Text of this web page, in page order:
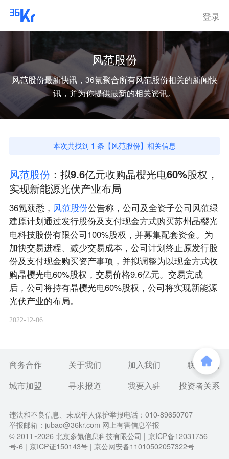
登录
风范股份
风范股份最新快讯，36氪聚合所有风范股份相关的新闻快
讯，并为你提供最新的相关资讯。
本次共找到 1 条【风范股份】相关信息
风范股份：拟9.6亿元收购晶樱光电60%股权，
实现新能源光伏产业布局
36氪获悉， 风范股份公告称，公司及全资子公司风范绿
建原计划通过发行股份及支付现金方式购买苏州晶樱光
电科技股份有限公司100%股权，并募集配套资金。为
加快交易进程、减少交易成本，公司计划终止原发行股
份及支付现金购买资产事项，并拟调整为以现金方式收
购晶樱光电60%股权，交易价格9.6亿元。交易完成
后，公司将持有晶樱光电60%股权，公司将实现新能源
光伏产业的布局。
2022-12-06
商务合作 关于我们 加入我们
联系我们
城市加盟
寻求报道 我要入驻 投资者关系
违法和不良信息、未成年人保护举报电话：010-89650707
举报邮箱：jubao@36kr.com 网上有害信息举报
© 2011~2026北京多氪信息科技有限公司 | 京ICP备12031756
号-6 | 京ICP证150143号 | 京公网安备11010502057322号